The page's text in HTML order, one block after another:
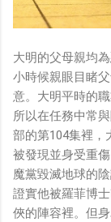
大明的父母親均
小時候親眼目睹
意。大明平時的
所以在任務中常
部的第104集裡，
被發現並身受重
魔黨毀滅地球的
證實他被羅菲博
俠的陣容裡。但